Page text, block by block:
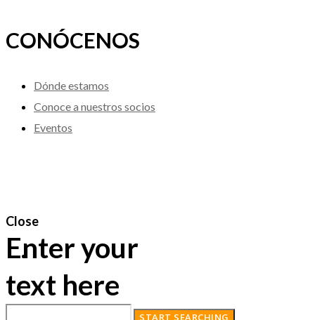
CONÓCENOS
Dónde estamos
Conoce a nuestros socios
Eventos
Close
Enter your
text here